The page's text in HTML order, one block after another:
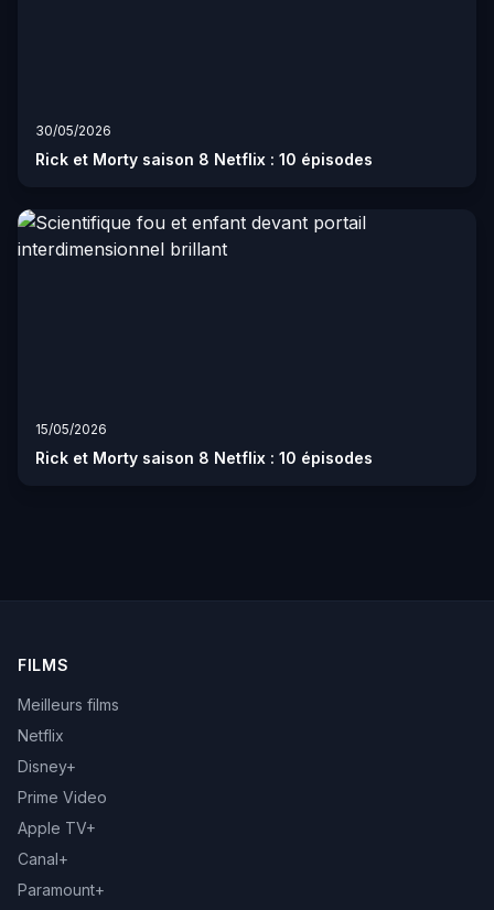
30/05/2026
Rick et Morty saison 8 Netflix : 10 épisodes
15/05/2026
Rick et Morty saison 8 Netflix : 10 épisodes
FILMS
Meilleurs films
Netflix
Disney+
Prime Video
Apple TV+
Canal+
Paramount+